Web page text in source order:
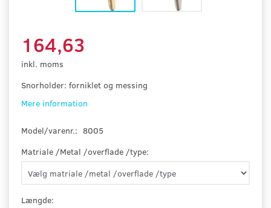
164,63
inkl. moms
Snorholder: forniklet og messing
Mere information
Model/varenr.: 8005
Matriale /Metal /overflade /type:
Længde: